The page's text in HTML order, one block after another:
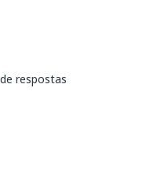
respostas